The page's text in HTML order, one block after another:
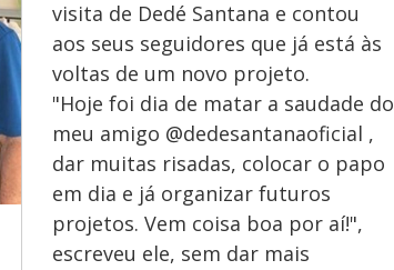
visita de Dedé Santana e contou
aos seus seguidores que já está às
voltas de um novo projeto.
"Hoje foi dia de matar a saudade do
meu amigo @dedesantanaoficial ,
dar muitas risadas, colocar o papo
em dia e já organizar futuros
projetos. Vem coisa boa por aí!",
escreveu ele, sem dar mais